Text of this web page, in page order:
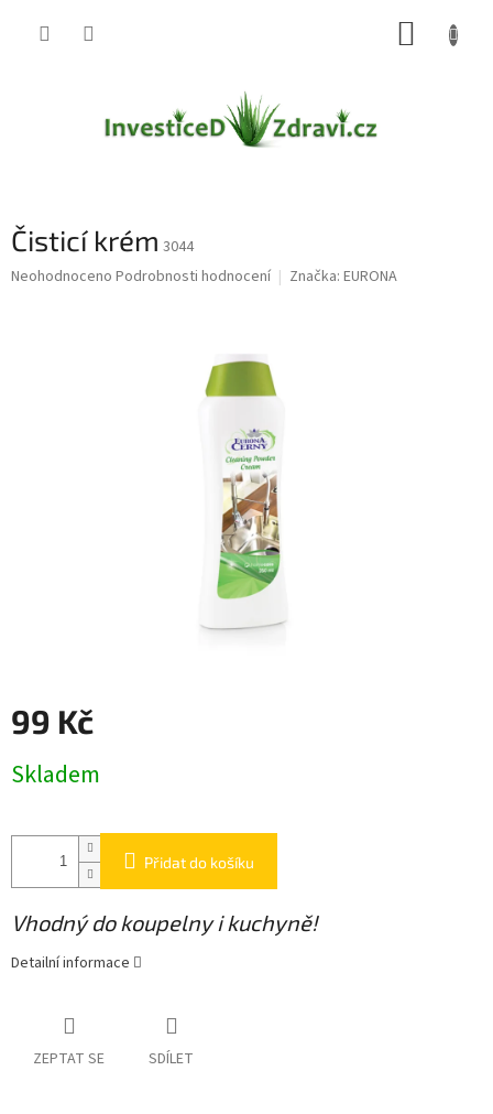
Čisticí krém 3044
Průměrné
Neohodnoceno Podrobnosti hodnocení Značka: EURONA
99 Kč
cena:
Skladem
Přidat do košíku
Vhodný do koupelny i kuchyně!
Detailní informace
ZEPTAT SE SDÍLET